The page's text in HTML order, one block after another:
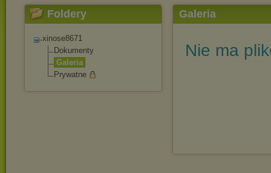
Foldery
xinose8671
Dokumenty
Galeria
Prywatne
Galeria
Nie ma